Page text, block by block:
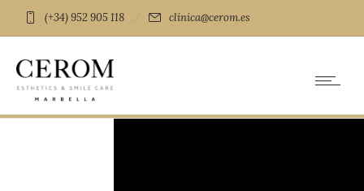
(+34) 952 905 118 clinica@cerom.es